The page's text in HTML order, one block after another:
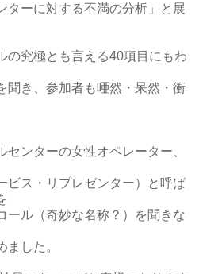
ターに対する不満の分析」と展
究極とも言える40項目にもわ
聞き、参加者も唖然・呆然・衝
センターの女性オペレーター、
ビス・リプレゼンター）と呼ば
ール（奇妙な名称？）を聞きな
ました。